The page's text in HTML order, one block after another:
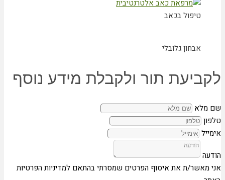
טיפול בכאב
אבחון גלובלי
לקביעת תור ולקבלת מידע נוסף
שם מלא
טלפון
אימייל
הודעה
אני מאשר/ת את איסוף הפרטים שמסרתי בהתאם למדיניות הפרטיות